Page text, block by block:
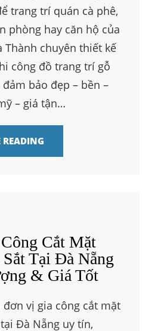
trang trí quán cà phê,
phòng hay căn hộ của
Thành chuyên thiết kế
công đồ trang trí gỗ
bảo đẹp – bền –
– giá tận…
Cắt Mặt
Tại Đà Nẵng
& Giá Tốt
vị gia công cắt mặt
Đà Nẵng uy tín,